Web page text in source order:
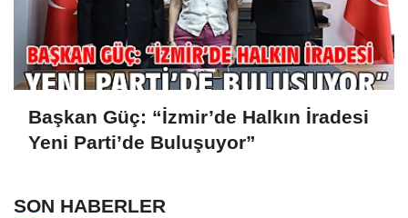
Başkan Güç: “İzmir’de Halkın İradesi
Yeni Parti’de Buluşuyor”
SON HABERLER